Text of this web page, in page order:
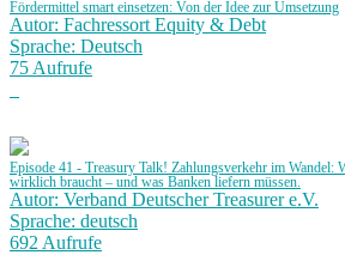
Fördermittel smart einsetzen: Von der Idee zur Umsetzung
Autor: Fachressort Equity & Debt
Sprache: Deutsch
75 Aufrufe
Episode 41 - Treasury Talk! Zahlungsverkehr im Wandel:
wirklich braucht – und was Banken liefern müssen.
Autor: Verband Deutscher Treasurer e.V.
Sprache: deutsch
692 Aufrufe